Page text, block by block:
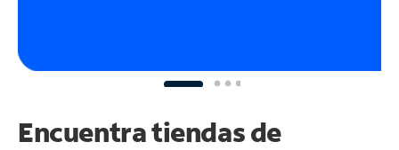
Encuentra tiendas de